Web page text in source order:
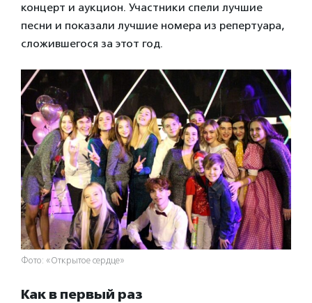
концерт и аукцион. Участники спели лучшие
песни и показали лучшие номера из репертуара,
сложившегося за этот год.
Фото: «Открытое сердце»
Как в первый раз